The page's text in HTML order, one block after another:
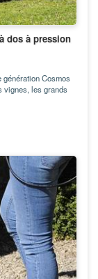
dos à pression
génération Cosmos
vignes, les grands